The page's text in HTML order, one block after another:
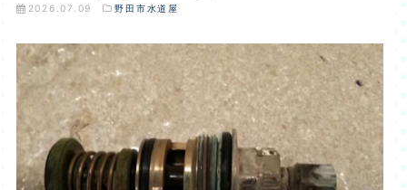
2026.07.09 野田市水道屋